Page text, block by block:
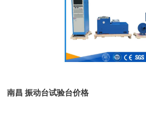
南昌 振动台试验台价格